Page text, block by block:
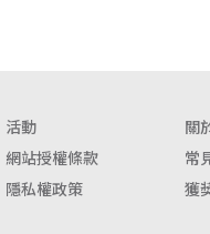
活動 關
網站授權條款 常
隱私權政策 獲